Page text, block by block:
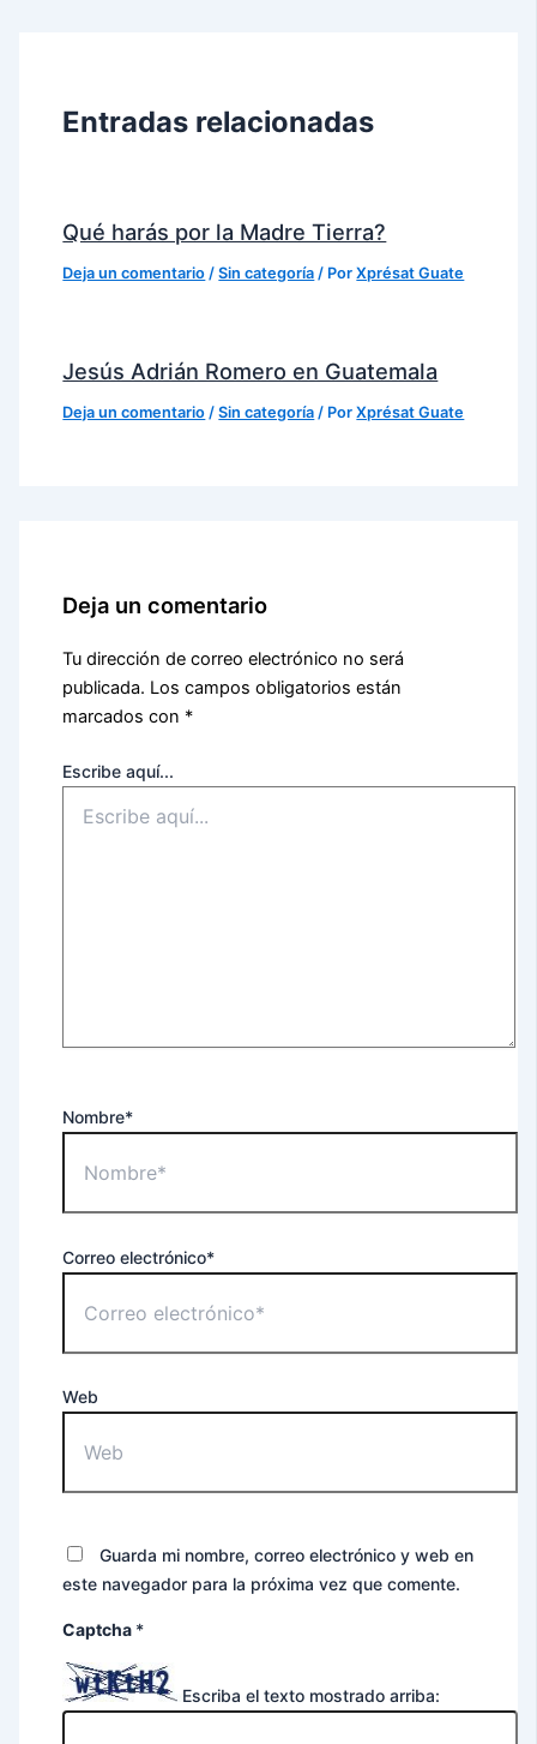
Entradas relacionadas
Qué harás por la Madre Tierra?
Deja un comentario /Sin categoría / PorXprésat Guate
Jesús Adrián Romero en Guatemala
Deja un comentario /Sin categoría / PorXprésat Guate
Deja un comentario
Tu dirección de correo electrónico no será
publicada. Los campos obligatorios están
marcados con *
Escribe aquí...
Nombre*
Correo electrónico*
Web
Guarda mi nombre, correo electrónico y web en
este navegador para la próxima vez que comente.
Captcha *
Escriba el texto mostrado arriba: